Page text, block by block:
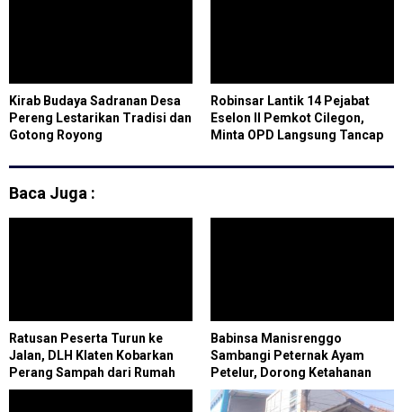
Kirab Budaya Sadranan Desa
Pereng Lestarikan Tradisi dan
Gotong Royong
Robinsar Lantik 14 Pejabat
Eselon II Pemkot Cilegon,
Minta OPD Langsung Tancap
Baca Juga :
Ratusan Peserta Turun ke
Jalan, DLH Klaten Kobarkan
Perang Sampah dari Rumah
Babinsa Manisrenggo
Sambangi Peternak Ayam
Petelur, Dorong Ketahanan
Pangan